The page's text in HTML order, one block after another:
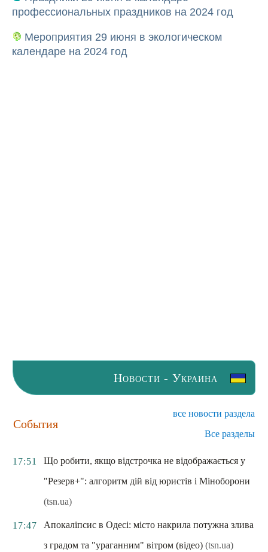
профессиональных праздников на 2024 год
Мероприятия 29 июня в экологическом
календаре на 2024 год
Новости - Украина
События
все новости раздела
Все разделы
17:51
Що робити, якщо відстрочка не відображається у
"Резерв+": алгоритм дій від юристів і Міноборони
(tsn.ua)
17:47
Апокаліпсис в Одесі: місто накрила потужна злива
з градом та "ураганним" вітром (відео) (tsn.ua)